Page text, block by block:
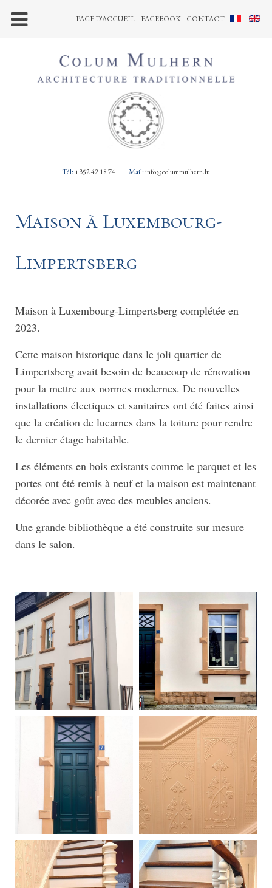
Tél:+352 42 18 74 Mail:info@colummulhern.lu
PAGE D'ACCUEIL FACEBOOK CONTACT
Maison à Luxembourg-
Limpertsberg
Maison à Luxembourg-Limpertsberg complétée en
2023.
Cette maison historique dans le joli quartier de
Limpertsberg avait besoin de beaucoup de rénovation
pour la mettre aux normes modernes. De nouvelles
installations électiques et sanitaires ont été faites ainsi
que la création de lucarnes dans la toiture pour rendre
le dernier étage habitable.
Les éléments en bois existants comme le parquet et les
portes ont été remis à neuf et la maison est maintenant
décorée avec goût avec des meubles anciens.
Une grande bibliothèque a été construite sur mesure
dans le salon.